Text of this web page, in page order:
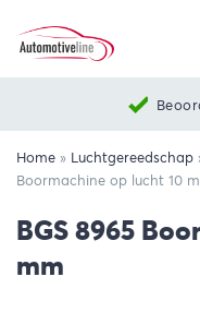
Home » Luchtgereedschap
Boormachine op lucht 10
BGS 8965
mm